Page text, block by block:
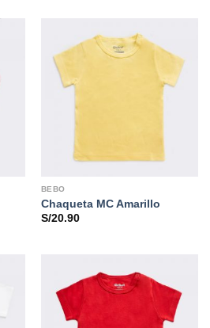
BEBO
Chaqueta MC Amarillo
S/20.90